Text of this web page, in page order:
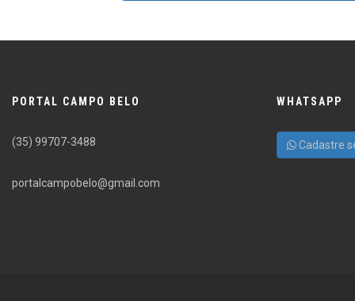
PORTAL CAMPO BELO
(35) 99707-3488
portalcampobelo@gmail.com
WHATSAPP
Cadastre